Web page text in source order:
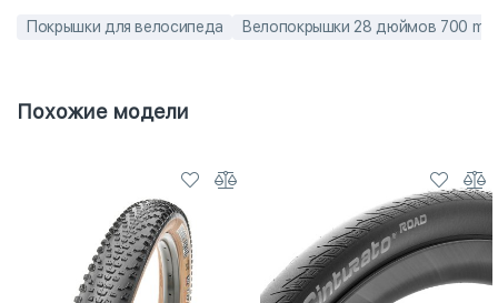
Покрышки для велосипеда Велопокрышки 28 дюймов 700 mm
Похожие модели